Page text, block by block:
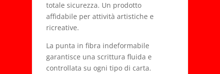
totale sicurezza. Un prodotto
affidabile per attività artistiche e
ricreative.
La punta in fibra indeformabile
garantisce una scrittura fluida e
controllata su ogni tipo di carta.